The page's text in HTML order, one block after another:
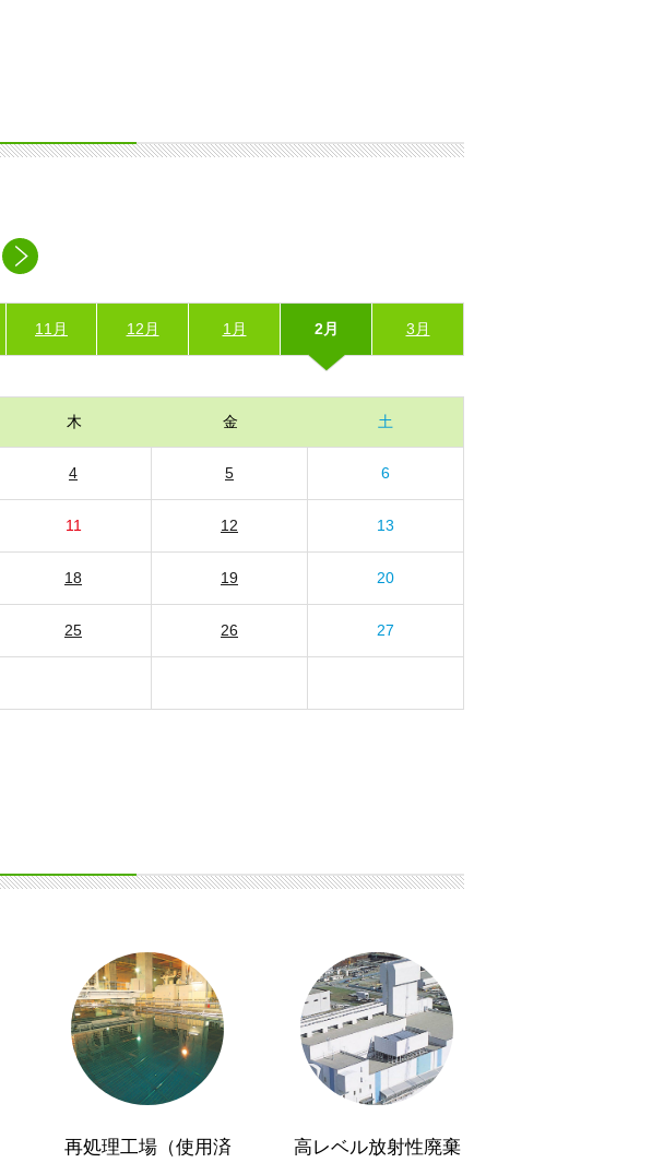
11月 12月 1月 2月 3月
木 金 土
4 5 6
11 12 13
18 19 20
25 26 27
再処理工場（使用済 高レベル放射性廃棄